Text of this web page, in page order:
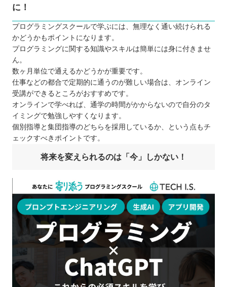
に！
プログラミングスクールで学ぶには、無理なく通い続けられる
かどうかもポイントになります。
プログラミングに関する知識やスキルは簡単には身に付きませ
ん。
数ヶ月単位で通えるかどうかが重要です。
仕事などの都合で定期的に通うのが難しい場合は、オンライン
受講ができるところがおすすめです。
オンラインで学べれば、通学の時間がかからないので自分のタ
イミングで勉強しやすくなります。
個別指導と集団指導のどちらを採用しているか、という点もチ
ェックすべきポイントです。
将来を変えられるのは「今」しかない！